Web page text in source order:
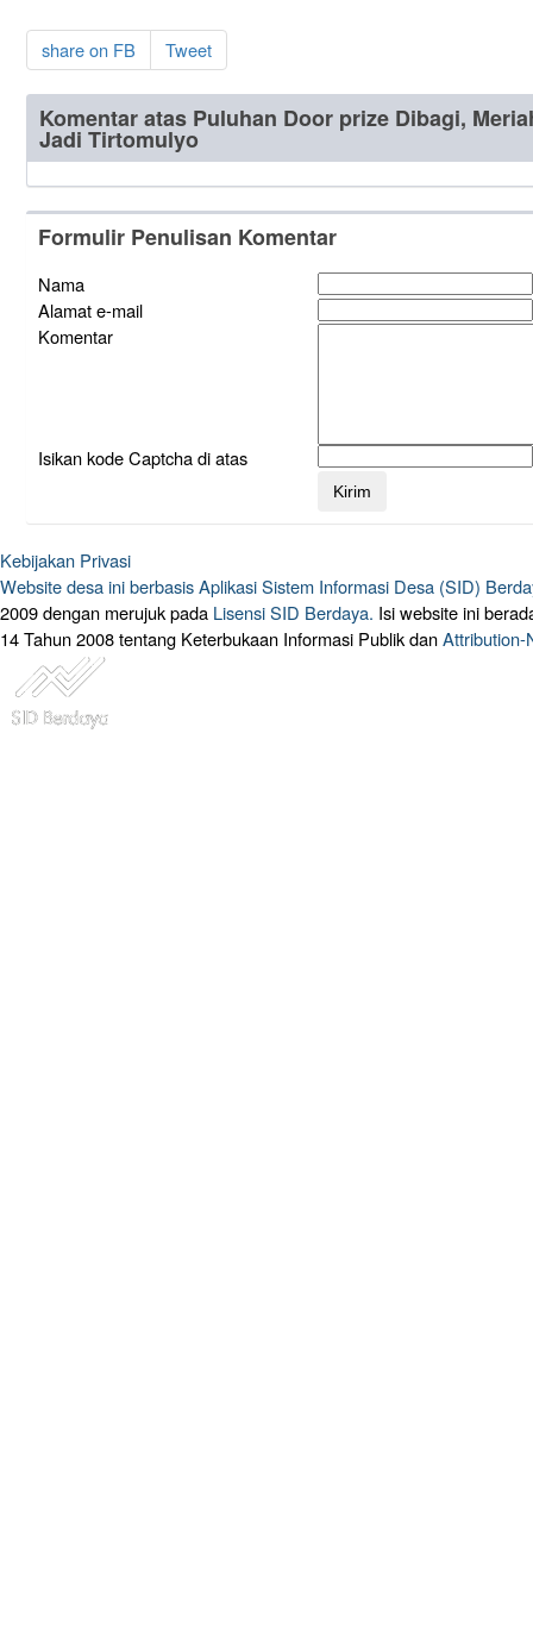
share on FB Tweet
Komentar atas Puluhan Door prize Dibagi,
Jadi Tirtomulyo
Formulir Penulisan Komentar
Nama
Alamat e-mail
Komentar
Isikan kode Captcha di atas
Kebijakan Privasi
Website desa ini berbasisAplikasi Sistem Informasi Desa (SID)
2009 dengan merujuk pada Lisensi SID Berdaya. Isi website ini
14 Tahun 2008 tentang Keterbukaan Informasi Publik danAttribution-